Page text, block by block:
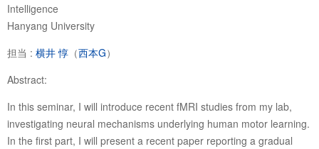
Intelligence
Hanyang University
担当 : 横井 惇（西本G）
Abstract:
In this seminar, I will introduce recent fMRI studies from my lab,
investigating neural mechanisms underlying human motor learning.
In the first part, I will present a recent paper reporting a gradual